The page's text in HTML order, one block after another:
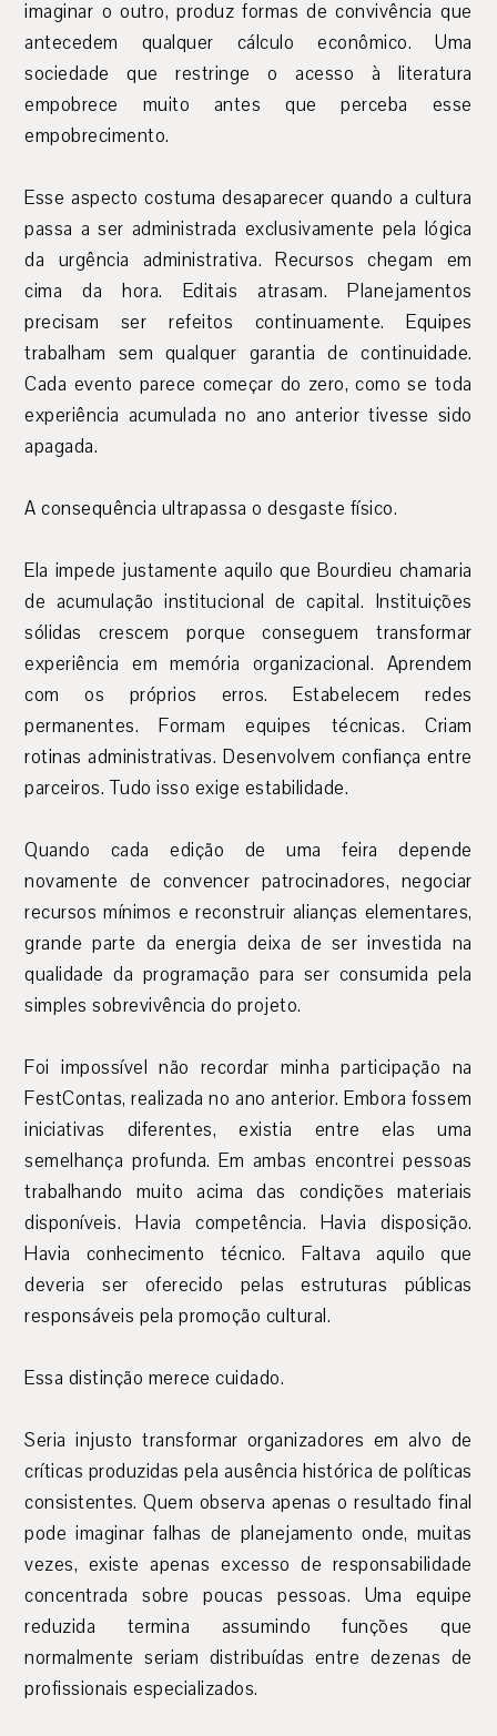
imaginar o outro, produz formas de convivência que
antecedem qualquer cálculo econômico. Uma
sociedade que restringe o acesso à literatura
empobrece muito antes que perceba esse
empobrecimento.
Esse aspecto costuma desaparecer quando a cultura
passa a ser administrada exclusivamente pela lógica
da urgência administrativa. Recursos chegam em
cima da hora. Editais atrasam. Planejamentos
precisam ser refeitos continuamente. Equipes
trabalham sem qualquer garantia de continuidade.
Cada evento parece começar do zero, como se toda
experiência acumulada no ano anterior tivesse sido
apagada.
A consequência ultrapassa o desgaste físico.
Ela impede justamente aquilo que Bourdieu chamaria
de acumulação institucional de capital. Instituições
sólidas crescem porque conseguem transformar
experiência em memória organizacional. Aprendem
com os próprios erros. Estabelecem redes
permanentes. Formam equipes técnicas. Criam
rotinas administrativas. Desenvolvem confiança entre
parceiros. Tudo isso exige estabilidade.
Quando cada edição de uma feira depende
novamente de convencer patrocinadores, negociar
recursos mínimos e reconstruir alianças elementares,
grande parte da energia deixa de ser investida na
qualidade da programação para ser consumida pela
simples sobrevivência do projeto.
Foi impossível não recordar minha participação na
FestContas, realizada no ano anterior. Embora fossem
iniciativas diferentes, existia entre elas uma
semelhança profunda. Em ambas encontrei pessoas
trabalhando muito acima das condições materiais
disponíveis. Havia competência. Havia disposição.
Havia conhecimento técnico. Faltava aquilo que
deveria ser oferecido pelas estruturas públicas
responsáveis pela promoção cultural.
Essa distinção merece cuidado.
Seria injusto transformar organizadores em alvo de
críticas produzidas pela ausência histórica de políticas
consistentes. Quem observa apenas o resultado final
pode imaginar falhas de planejamento onde, muitas
vezes, existe apenas excesso de responsabilidade
concentrada sobre poucas pessoas. Uma equipe
reduzida termina assumindo funções que
normalmente seriam distribuídas entre dezenas de
profissionais especializados.